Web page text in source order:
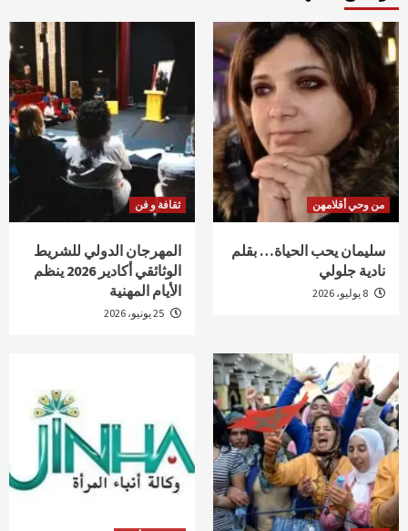
من وحي أقلامهن
سليمان يحب الحياة… بقلم
نادية جلولي
ثقافة و فن
المهرجان الدولي للشريط
الوثائقي أكادير 2026 ينظم
الأيام المهنية